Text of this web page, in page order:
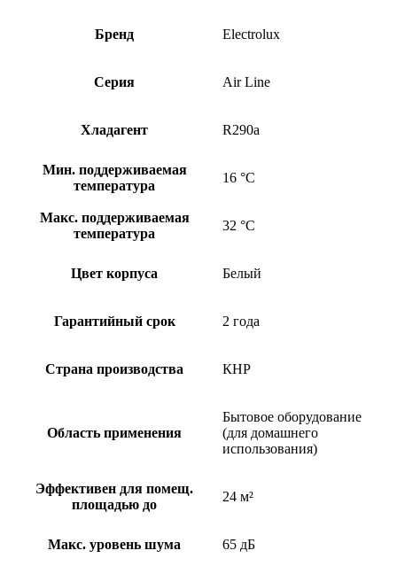
Бренд Electrolux
Серия Air Line
Хладагент R290a
Мин. поддерживаемая
температура
16 °С
Макс. поддерживаемая
температура
32 °С
Цвет корпуса Белый
Гарантийный срок 2 года
Страна производства КНР
Область применения
Бытовое оборудование
(для домашнего
использования)
Эффективен для помещ.
площадью до
24 м²
Макс. уровень шума 65 дБ